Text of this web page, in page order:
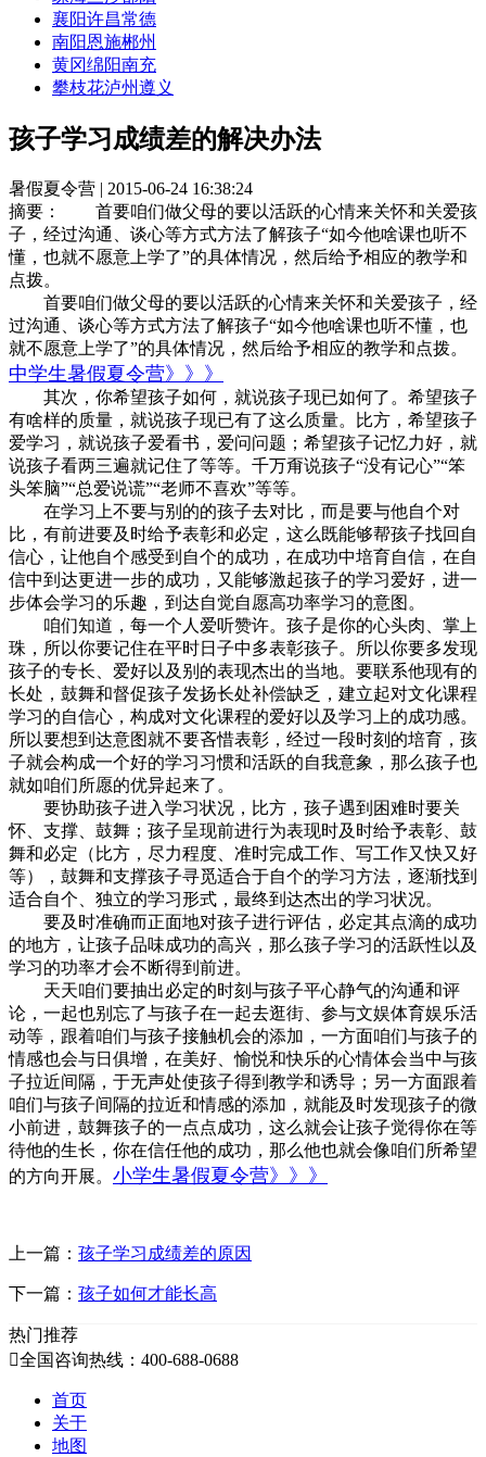
襄阳许昌常德
南阳恩施郴州
黄冈绵阳南充
攀枝花泸州遵义
孩子学习成绩差的解决办法
暑假夏令营 | 2015-06-24 16:38:24
摘要：
首要咱们做父母的要以活跃的心情来关怀和关爱孩
子，经过沟通、谈心等方式方法了解孩子“如今他啥课也听不
懂，也就不愿意上学了”的具体情况，然后给予相应的教学和
点拨。
首要咱们做父母的要以活跃的心情来关怀和关爱孩子，经
过沟通、谈心等方式方法了解孩子“如今他啥课也听不懂，也
就不愿意上学了”的具体情况，然后给予相应的教学和点拨。
中学生暑假夏令营》》》
其次，你希望孩子如何，就说孩子现已如何了。希望孩子
有啥样的质量，就说孩子现已有了这么质量。比方，希望孩子
爱学习，就说孩子爱看书，爱问问题；希望孩子记忆力好，就
说孩子看两三遍就记住了等等。千万甭说孩子“没有记心”“笨
头笨脑”“总爱说谎”“老师不喜欢”等等。
在学习上不要与别的的孩子去对比，而是要与他自个对
比，有前进要及时给予表彰和必定，这么既能够帮孩子找回自
信心，让他自个感受到自个的成功，在成功中培育自信，在自
信中到达更进一步的成功，又能够激起孩子的学习爱好，进一
步体会学习的乐趣，到达自觉自愿高功率学习的意图。
咱们知道，每一个人爱听赞许。孩子是你的心头肉、掌上
珠，所以你要记住在平时日子中多表彰孩子。所以你要多发现
孩子的专长、爱好以及别的表现杰出的当地。要联系他现有的
长处，鼓舞和督促孩子发扬长处补偿缺乏，建立起对文化课程
学习的自信心，构成对文化课程的爱好以及学习上的成功感。
所以要想到达意图就不要吝惜表彰，经过一段时刻的培育，孩
子就会构成一个好的学习习惯和活跃的自我意象，那么孩子也
就如咱们所愿的优异起来了。
要协助孩子进入学习状况，比方，孩子遇到困难时要关
怀、支撑、鼓舞；孩子呈现前进行为表现时及时给予表彰、鼓
舞和必定（比方，尽力程度、准时完成工作、写工作又快又好
等），鼓舞和支撑孩子寻觅适合于自个的学习方法，逐渐找到
适合自个、独立的学习形式，最终到达杰出的学习状况。
要及时准确而正面地对孩子进行评估，必定其点滴的成功
的地方，让孩子品味成功的高兴，那么孩子学习的活跃性以及
学习的功率才会不断得到前进。
天天咱们要抽出必定的时刻与孩子平心静气的沟通和评
论，一起也别忘了与孩子在一起去逛街、参与文娱体育娱乐活
动等，跟着咱们与孩子接触机会的添加，一方面咱们与孩子的
情感也会与日俱增，在美好、愉悦和快乐的心情体会当中与孩
子拉近间隔，于无声处使孩子得到教学和诱导；另一方面跟着
咱们与孩子间隔的拉近和情感的添加，就能及时发现孩子的微
小前进，鼓舞孩子的一点点成功，这么就会让孩子觉得你在等
待他的生长，你在信任他的成功，那么他也就会像咱们所希望
的方向开展。 小学生暑假夏令营》》》
上一篇： 孩子学习成绩差的原因
下一篇： 孩子如何才能长高
热门推荐
全国咨询热线：400-688-0688
首页
关于
地图